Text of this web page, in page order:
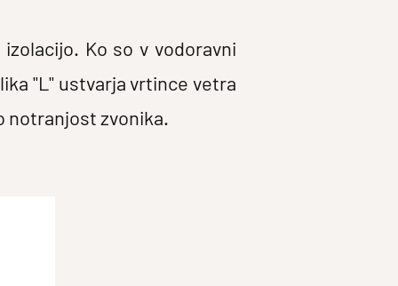
Ko so v vodoravni
"L" ustvarja vrtince vetra
notranjost zvonika.